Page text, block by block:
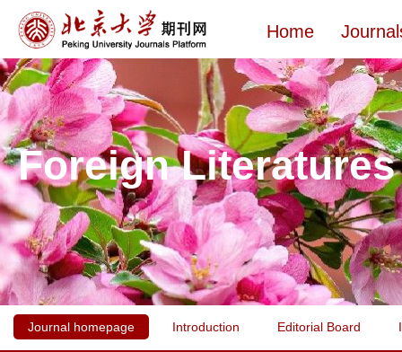
Home
Foreign Literatures
Journal homepage Introduction Editorial Board